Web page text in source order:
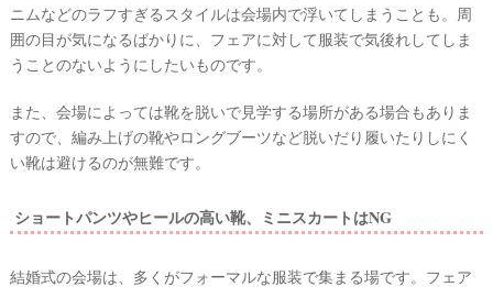
ニムなどのラフすぎるスタイルは会場内で浮いてしまうことも。周
囲の目が気になるばかりに、フェアに対して服装で気後れしてしま
うことのないようにしたいものです。
また、会場によっては靴を脱いで見学する場所がある場合もありま
すので、編み上げの靴やロングブーツなど脱いだり履いたりしにく
い靴は避けるのが無難です。
ショートパンツやヒールの高い靴、ミニスカートはNG
結婚式の会場は、多くがフォーマルな服装で集まる場です。フェア